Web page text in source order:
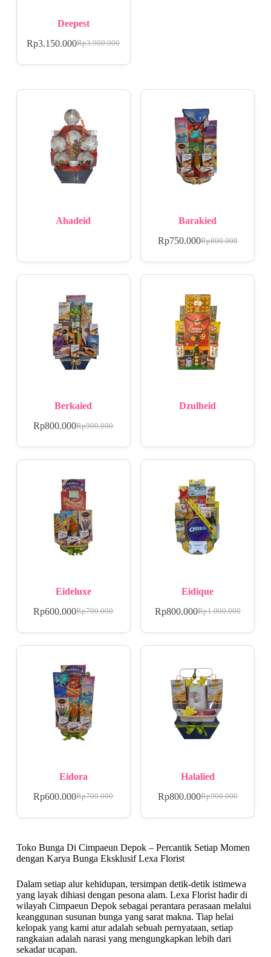
Deepest
Rp3.900.000
Rp3.150.000
Ahadeid Barakied
Rp800.000
Rp750.000
Berkaied
Rp900.000
Rp800.000
Dzulheid
Eideluxe
Rp700.000
Rp600.000
Eidique
Rp1.000.000
Rp800.000
Eidora
Rp700.000
Rp600.000
Halalied
Rp900.000
Rp800.000
Toko Bunga Di Cimpaeun Depok – Percantik Setiap Momen
dengan Karya Bunga Eksklusif Lexa Florist
Dalam setiap alur kehidupan, tersimpan detik-detik istimewa
yang layak dihiasi dengan pesona alam. Lexa Florist hadir di
wilayah Cimpaeun Depok sebagai perantara perasaan melalui
keanggunan susunan bunga yang sarat makna. Tiap helai
kelopak yang kami atur adalah sebuah pernyataan, setiap
rangkaian adalah narasi yang mengungkapkan lebih dari
sekadar ucapan.